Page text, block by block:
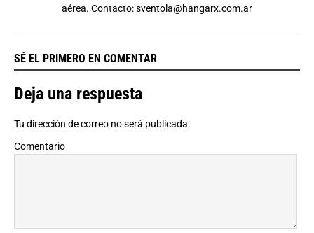
aérea. Contacto:sventola@hangarx.com.ar
SÉ EL PRIMERO EN COMENTAR
Deja una respuesta
Tu dirección de correo no será publicada.
Comentario